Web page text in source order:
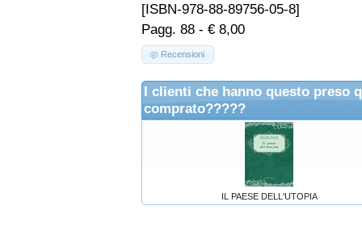
[ISBN-978-88-89756-05-8]
Pagg. 88 - € 8,00
Recensioni
I clienti che hanno questo preso
comprato?????
IL PAESE DELL'UTOPIA